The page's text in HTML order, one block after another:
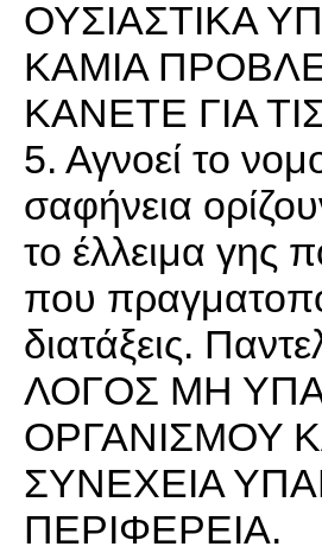
ΟΥΣΙΑΣΤΙΚΑ
ΚΑΜΙΑ
ΚΑΝΕΤΕ ΓΙΑ
5. Αγνοεί το
σαφήνεια
το έλλειμα γης
που
διατάξεις.
ΛΟΓΟΣ ΜΗ
ΟΡΓΑΝΙΣΜΟΥ
ΣΥΝΕΧΕΙΑ
ΠΕΡΙΦΕΡΕΙΑ.